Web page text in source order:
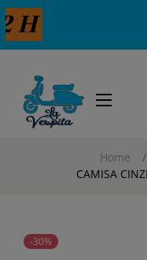
Toggle
☰
Home
CAMISA
-30%